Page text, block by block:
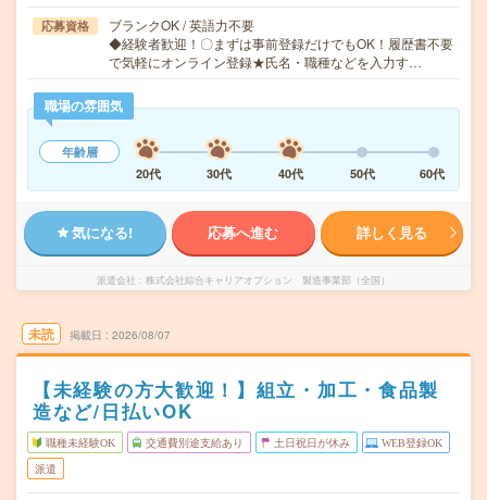
応募資格
ブランクOK / 英語力不要
◆経験者歓迎！〇まずは事前登録だけでもOK！履歴書不要
で気軽にオンライン登録★氏名・職種などを入力す…
職場の雰囲気
年齢層
20代
30代 40代 50代 60代
気になる! 応募へ進む 詳しく見る
派遣会社 株式会社綜合キャリアオプション 製造事業部（全国）
未読 掲載日 2026/08/07
【未経験の方大歓迎！】組立・加工・食品製
造など/日払いOK
職種未経験OK 交通費別途支給あり 土日祝日が休み WEB登録OK
派遣